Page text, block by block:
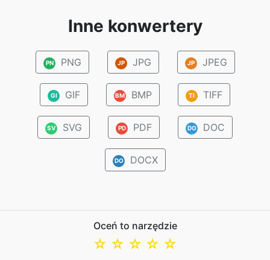
Inne konwertery
PN PNG JP JPG JP JPEG
GI GIF BM BMP TI TIFF
SV SVG PD PDF DO DOC
DO DOCX
Oceń to narzędzie
☆
☆
☆
☆
☆